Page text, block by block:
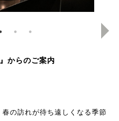
からのご案内
の訪れが待ち遠しくなる季節